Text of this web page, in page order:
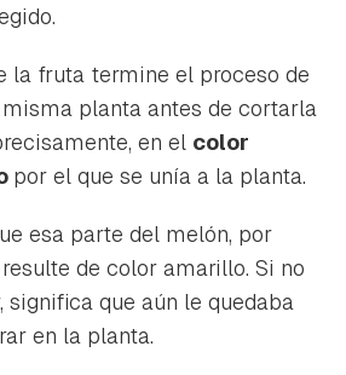
la fruta termine el proceso de
planta antes de cortarla
en el color
por el que se unía a la planta.
esa parte del melón, por
de color amarillo. Si no
significa que aún le quedaba
en la planta.